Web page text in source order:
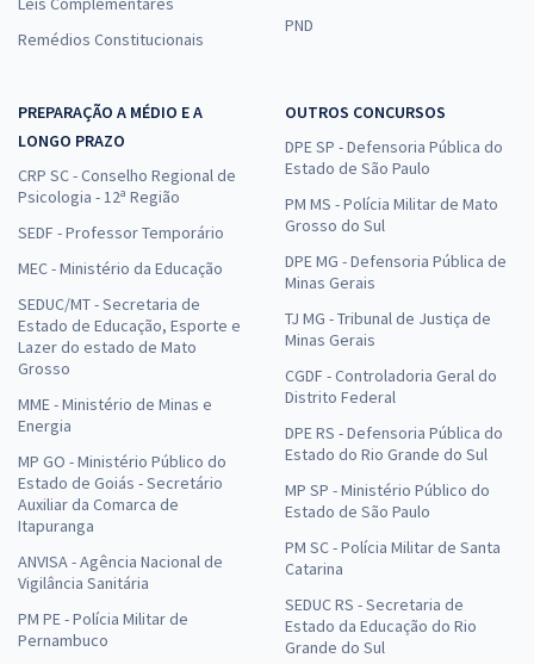
Remédios Constitucionais
PND
PREPARAÇÃO A MÉDIO E A
LONGO PRAZO
CRP SC - Conselho Regional de
Psicologia - 12ª Região
SEDF - Professor Temporário
MEC - Ministério da Educação
SEDUC/MT - Secretaria de
Estado de Educação, Esporte e
Lazer do estado de Mato
Grosso
MME - Ministério de Minas e
Energia
MP GO - Ministério Público do
Estado de Goiás - Secretário
Auxiliar da Comarca de
Itapuranga
ANVISA - Agência Nacional de
Vigilância Sanitária
PM PE - Polícia Militar de
Pernambuco
OUTROS CONCURSOS
DPE SP - Defensoria Pública do
Estado de São Paulo
PM MS - Polícia Militar de Mato
Grosso do Sul
DPE MG - Defensoria Pública de
Minas Gerais
TJ MG - Tribunal de Justiça de
Minas Gerais
CGDF - Controladoria Geral do
Distrito Federal
DPE RS - Defensoria Pública do
Estado do Rio Grande do Sul
MP SP - Ministério Público do
Estado de São Paulo
PM SC - Polícia Militar de Santa
Catarina
SEDUC RS - Secretaria de
Estado da Educação do Rio
Grande do Sul